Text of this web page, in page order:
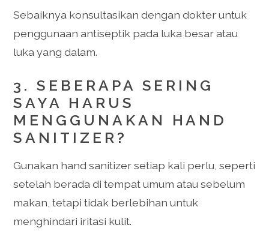
Sebaiknya konsultasikan dengan dokter untuk
penggunaan antiseptik pada luka besar atau
luka yang dalam.
3. SEBERAPA SERING
SAYA HARUS
MENGGUNAKAN HAND
SANITIZER?
Gunakan hand sanitizer setiap kali perlu, seperti
setelah berada di tempat umum atau sebelum
makan, tetapi tidak berlebihan untuk
menghindari iritasi kulit.